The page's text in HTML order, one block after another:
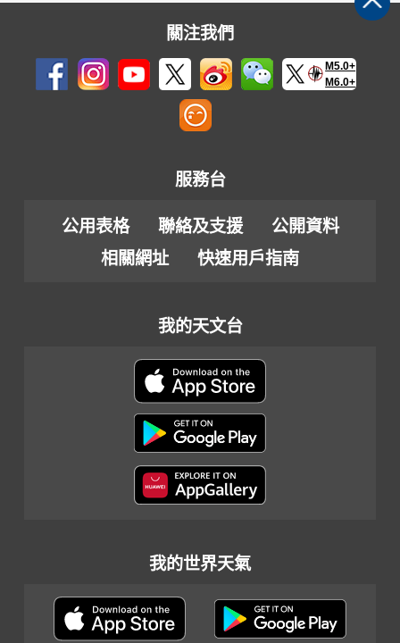
關注我們
M5.0+
M6.0+
服務台
公用表格 聯絡及支援
公開資料
相關網址
快速用戶指南
我的天文台
我的世界天氣